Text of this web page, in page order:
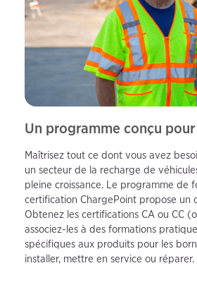
Un programme conçu
Maîtrisez tout ce dont vous avez
un secteur de la recharge de
pleine croissance. Le programme de
certification ChargePoint propose un
Obtenez les certifications CA ou CC
associez-les à des formations
spécifiques aux produits pour les
installer, mettre en service ou réparer.​